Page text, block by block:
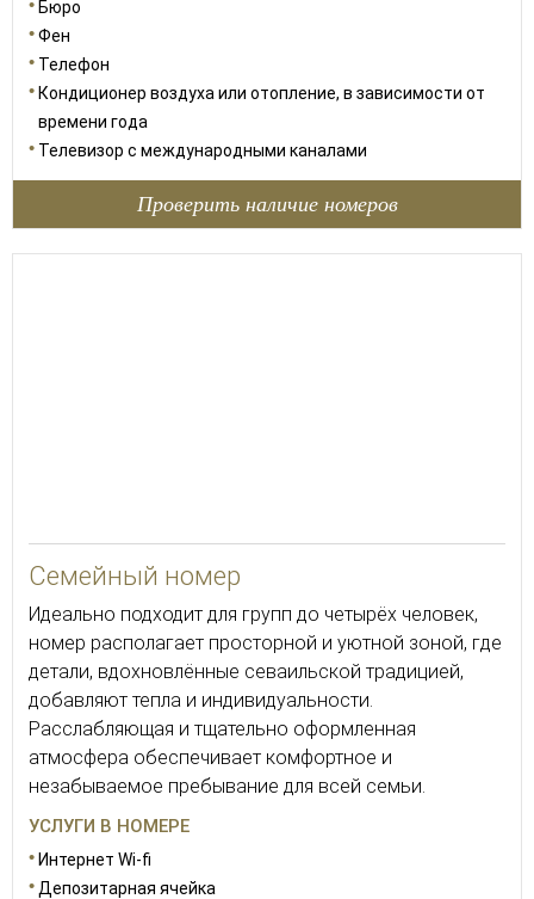
Бюро
Фен
Телефон
Кондиционер воздуха или отопление, в зависимости от
времени года
Телевизор с международными каналами
Проверить наличие номеров
Семейный номер
Идеально подходит для групп до четырёх человек,
номер располагает просторной и уютной зоной, где
детали, вдохновлённые севаильской традицией,
добавляют тепла и индивидуальности.
Расслабляющая и тщательно оформленная
атмосфера обеспечивает комфортное и
незабываемое пребывание для всей семьи.
УСЛУГИ В НОМЕРЕ
Интернет Wi-fi
Депозитарная ячейка